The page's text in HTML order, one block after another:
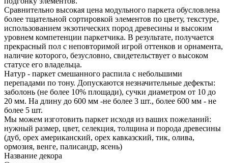
Сравнительно высокая цена модульного паркета обусловлена
более тщательной сортировкой элементов по цвету, текстуре,
использованием экзотических пород древесины и высоким
уровнем компетенции паркетчика. В результате, получается
прекрасный пол с неповторимой игрой оттенков и орнамента,
наличие которого, безусловно, свидетельствует о высоком
статусе его владельца.
Натур - паркет смешанного распила с небольшими
перепадами по тону. Допускаются незначительные дефекты:
заболонь (не более 10% площади), сучки диаметром от 10 до
20 мм. На длину до 600 мм -не более 3 шт., более 600 мм - не
более 5 шт.
Мы можем изготовить паркет исходя из ваших пожеланий:
нужный размер, цвет, селекция, толщина и порода древесины
(дуб, орех американский, орех кавказский, тик, олива,
ормозия, венге, палисандр, ясень)
Название декора